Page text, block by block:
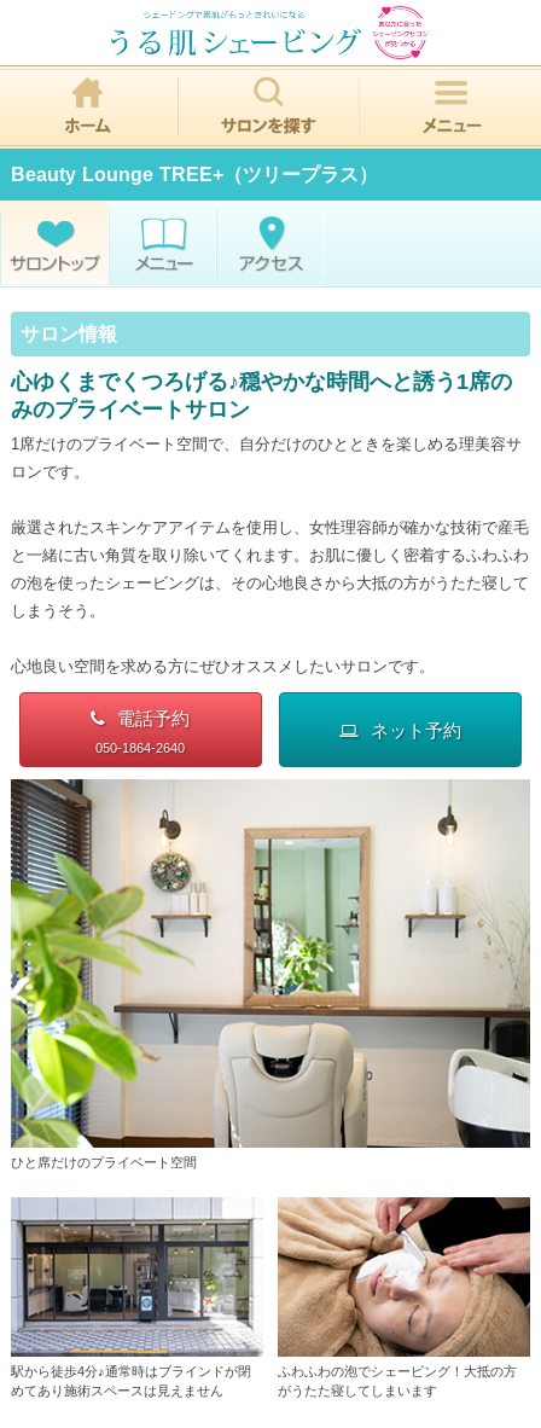
Beauty Lounge TREE+（ツリープラス）
サロン情報
心ゆくまでくつろげる♪穏やかな時間へと誘う1席の
みのプライベートサロン
1席だけのプライベート空間で、自分だけのひとときを楽しめる理美容サ
ロンです。
厳選されたスキンケアアイテムを使用し、女性理容師が確かな技術で産毛
と一緒に古い角質を取り除いてくれます。お肌に優しく密着するふわふわ
の泡を使ったシェービングは、その心地良さから大抵の方がうたた寝して
しまうそう。
心地良い空間を求める方にぜひオススメしたいサロンです。
電話予約
050-1864-2640
ネット予約
ひと席だけのプライベート空間
駅から徒歩4分♪通常時はブラインドが閉
めてあり施術スペースは見えません
ふわふわの泡でシェービング！大抵の方
がうたた寝してしまいます